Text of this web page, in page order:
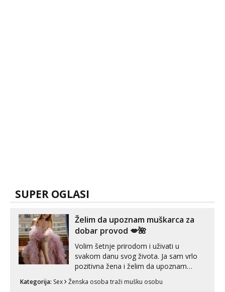
SUPER OGLASI
Želim da upoznam muškarca za
dobar provod 💋🌺
Volim šetnje prirodom i uživati u
svakom danu svog života. Ja sam vrlo
pozitivna žena i želim da upoznam
može i nešto više.💋🌺 Klikni na link
Kategorija: Sex Ženska osoba traži mušku osobu